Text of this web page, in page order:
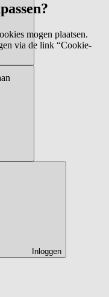
Inloggen
mogen plaatsen.
via de link “Cookie-